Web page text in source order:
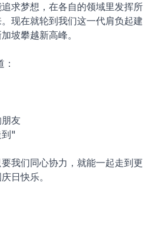
求梦想，在各自的领域里发挥所
现在就轮到我们这一代肩负起建
坡攀越新高峰。
友
"
我们同心协力，就能一起走到更
日快乐。